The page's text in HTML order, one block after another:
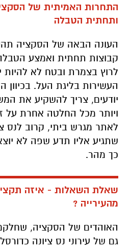
התחרות האמיתית של
ותחתית הטבלה
העונה הבאה של הסקציה
קבוצות תחתית ואמצע
לרוץ בצמרת ובטח לא להיות
העשירות בליגת העל. בכיוון
יודעים, צריך להשקיע את
ויותר מכל החלטה אחרת על
לאתר מגרש ביתי, קרוב לנס
שתגיע אליו תדע שפה לא
כך מהר.
שאלת השאלות - איזה
מהעירייה ?
האוהדים של הסקציה,
גם של עירוני נס ציונה